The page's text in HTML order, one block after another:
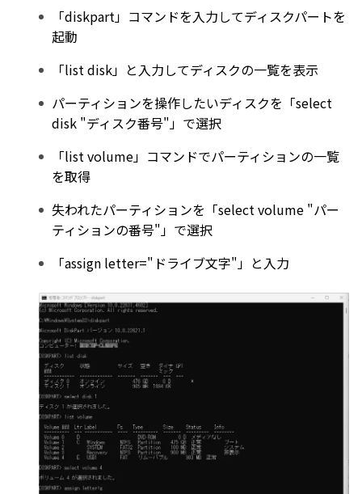
「diskpart」コマンドを入力してディスクパートを
起動
「list disk」と入力してディスクの一覧を表示
パーティションを操作したいディスクを「select
disk "ディスク番号"」で選択
「list volume」コマンドでパーティションの一覧
を取得
失われたパーティションを「select volume "パー
ティションの番号"」で選択
「assign letter="ドライブ文字"」と入力